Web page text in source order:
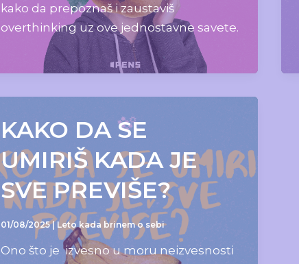
kako da prepoznaš i zaustaviš
overthinking uz ove jednostavne savete.
KAKO DA SE
UMIRIŠ KADA JE
SVE PREVIŠE?
01/08/2025| Leto kada brinem o sebi
Ono što je izvesno u moru neizvesnosti